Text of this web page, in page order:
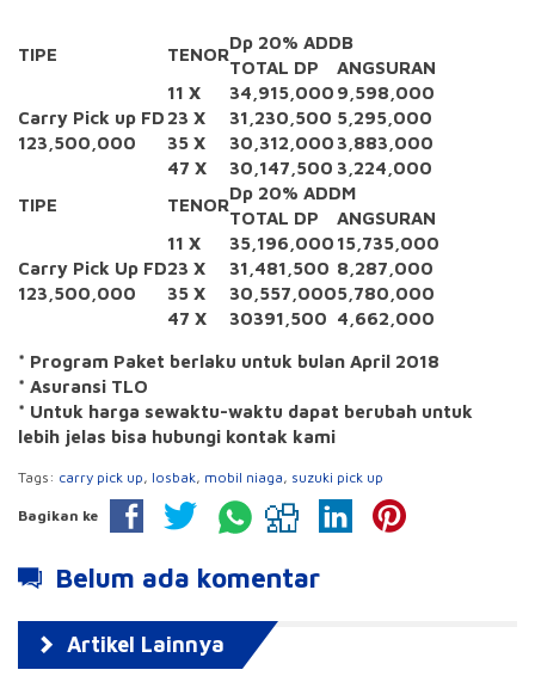
TIPE TENOR
Dp 20% ADDB
TOTAL DP
ANGSURAN
Carry Pick up FD
123,500,000
11 X 34,915,000 9,598,000
23 X
31,230,500 5,295,000
35 X
30,312,000 3,883,000
47 X
30,147,500 3,224,000
TIPE
TENOR
Dp 20% ADDM
TOTAL DP
ANGSURAN
Carry Pick Up FD
123,500,000
11 X 35,196,000 15,735,000
23 X
31,481,500 8,287,000
35 X
30,557,0005,780,000
47 X
30391,500 4,662,000
* Program Paket berlaku untuk bulan April 2018
* Asuransi TLO
* Untuk harga sewaktu-waktu dapat berubah untuk
lebih jelas bisa hubungi kontak kami
Tags: carry pick up, losbak, mobil niaga, suzuki pick up
Bagikan ke
Belum ada komentar
Artikel Lainnya